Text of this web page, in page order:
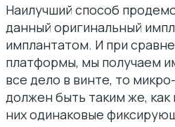
Наилучший способ
данный оригинальный
имплантатом. И при
платформы, мы получаем
все дело в винте, то
должен быть таким же,
них одинаковые